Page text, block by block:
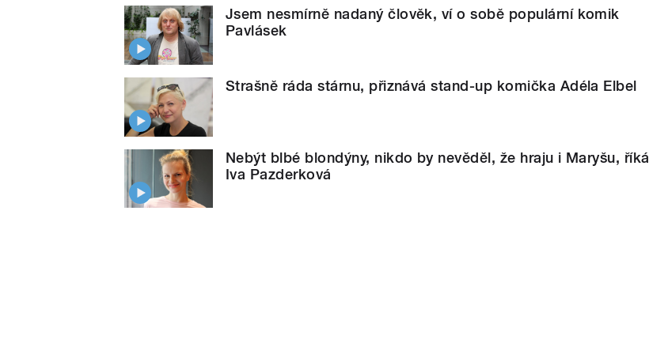
Jsem nesmírně nadaný člověk, ví o sobě populární komik
Pavlásek
Strašně ráda stárnu, přiznává stand-up komička Adéla Elbel
Nebýt blbé blondýny, nikdo by nevěděl, že hraju i Maryšu, říká
Iva Pazderková